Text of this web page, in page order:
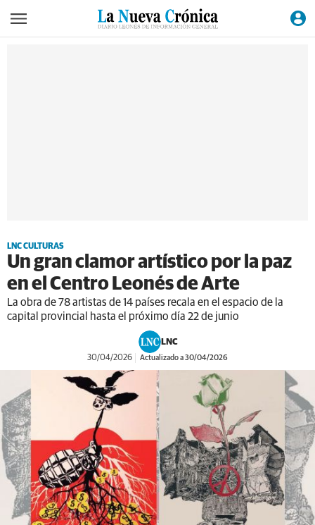
LNC CULTURAS
Un gran clamor artístico por la paz
en el Centro Leonés de Arte
La obra de 78 artistas de 14 países recala en el espacio de la
capital provincial hasta el próximo día 22 de junio
LNC
30/04/2026 Actualizado a 30/04/2026